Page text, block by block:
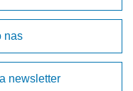
nas
newsletter